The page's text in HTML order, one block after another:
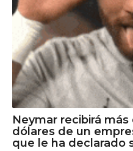
Neymar recibirá
dólares de un
que le ha declarado